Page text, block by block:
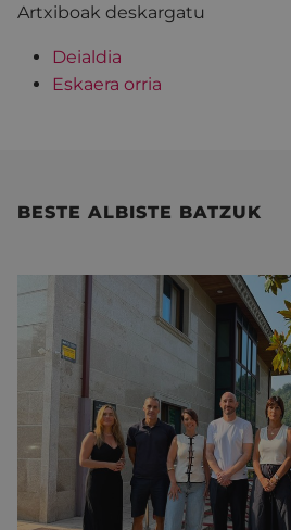
Artxiboak deskargatu
Deialdia
Eskaera orria
BESTE ALBISTE BATZUK